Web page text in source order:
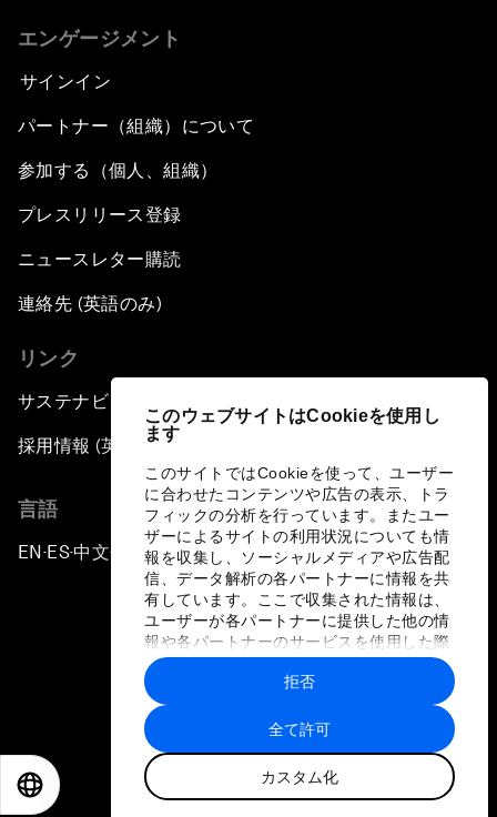
このウェブサイトはCookieを使用し
ます
このサイトではCookieを使って、ユーザー
に合わせたコンテンツや広告の表示、トラ
フィックの分析を行っています。またユー
ザーによるサイトの利用状況についても情
報を収集し、ソーシャルメディアや広告配
信、データ解析の各パートナーに情報を共
有しています。ここで収集された情報は、
ユーザーが各パートナーに提供した他の情
報や各パートナーのサービスを使用した際
に収集された情報と組み合わされ、各パー
トナーによって使用されることがありま
す。
全て許可
カスタム化
拒否
エンゲージメント
サインイン
パートナー（組織）について
参加する（個人、組織）
プレスリリース登録
ニュースレター購読
連絡先 (英語のみ)
リンク
サステナビリティへの取り組み
採用情報 (英語のみ)
言語
EN ▪ES▪中文▪ 日本語
プライバシーポリシーと利用規約
サイトマップ
©
世界経済フォーラム